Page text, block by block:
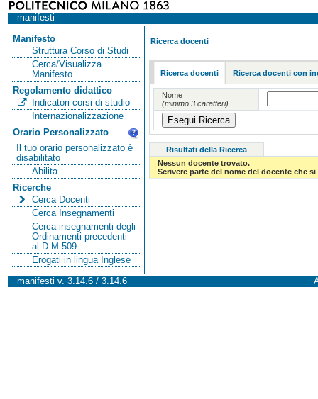
manifesti
Manifesto
Struttura Corso di Studi
Cerca/Visualizza
Manifesto
Regolamento didattico
Indicatori corsi di studio
Internazionalizzazione
Orario Personalizzato
Il tuo orario personalizzato è
disabilitato
Abilita
Ricerche
Cerca Docenti
Cerca Insegnamenti
Cerca insegnamenti degli
Ordinamenti precedenti
al D.M.509
Erogati in lingua Inglese
Ricerca docenti
Ricerca docenti Ricerca docenti con
Nome
(minimo 3 caratteri)
Risultati della Ricerca
Nessun docente trovato.
Scrivere parte del nome del docente che
manifesti v. 3.14.6 / 3.14.6